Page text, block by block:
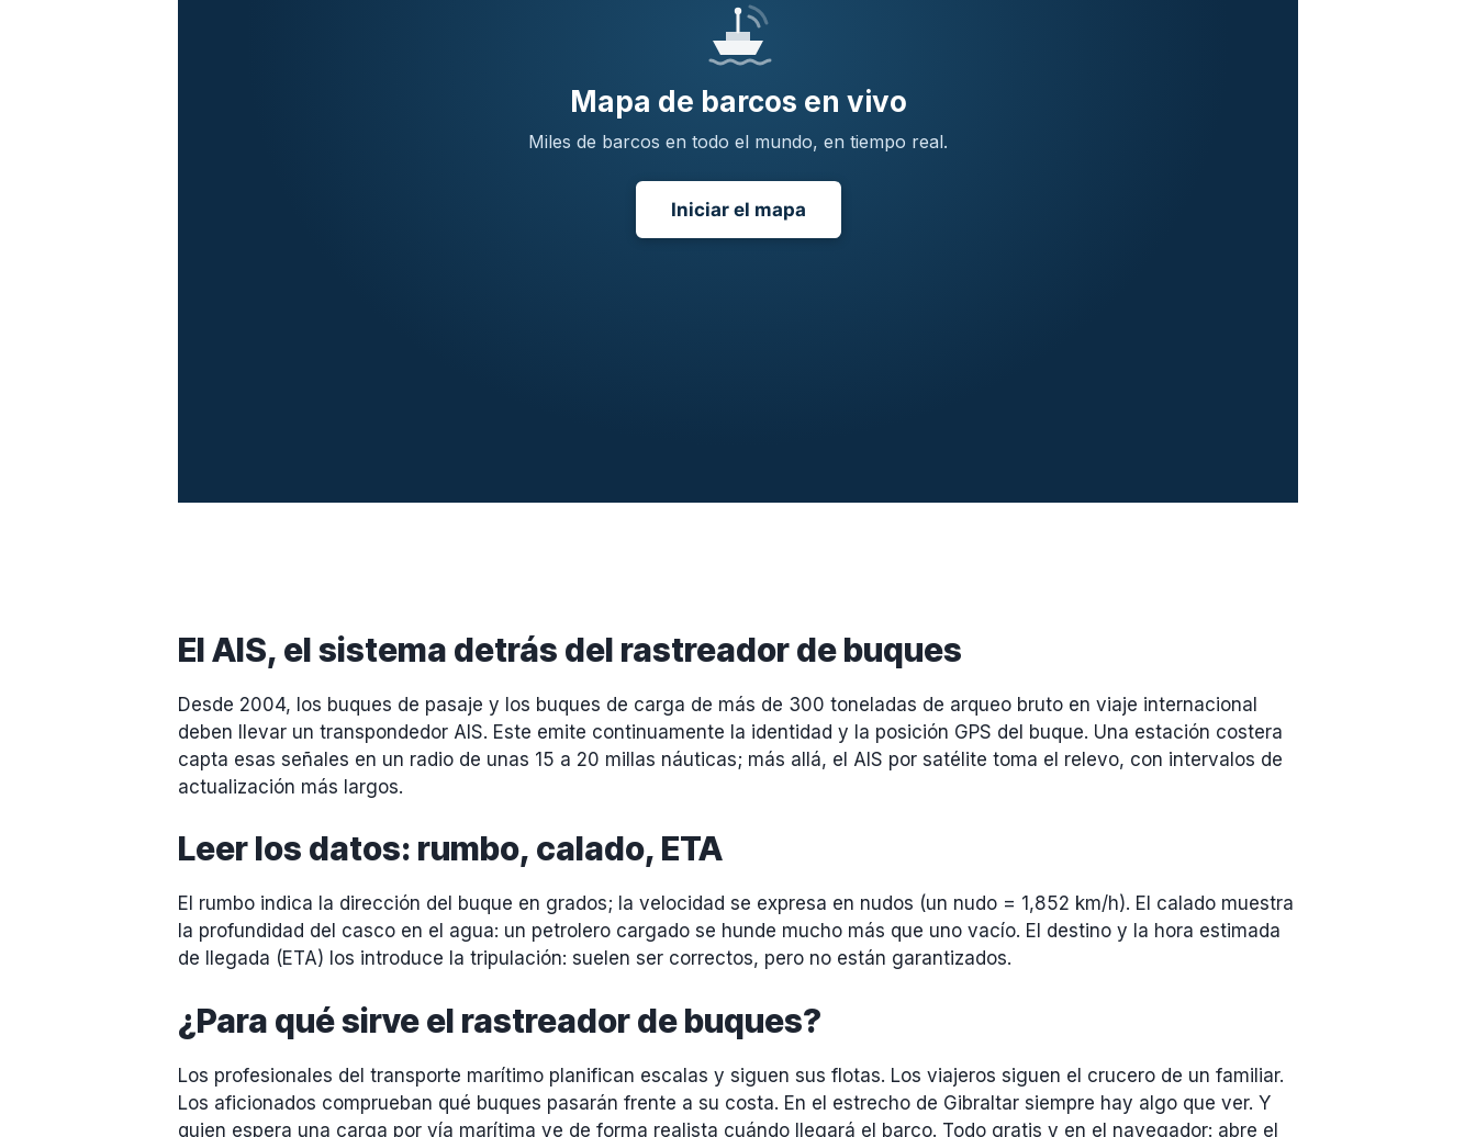
Mapa de barcos en vivo
Miles de barcos en todo el mundo, en tiempo real.
Iniciar el mapa
El AIS, el sistema detrás del rastreador de buques
Desde 2004, los buques de pasaje y los buques de carga de más de 300 toneladas de arqueo bruto en viaje internacional
deben llevar un transpondedor AIS. Este emite continuamente la identidad y la posición GPS del buque. Una estación costera
capta esas señales en un radio de unas 15 a 20 millas náuticas; más allá, el AIS por satélite toma el relevo, con intervalos de
actualización más largos.
Leer los datos: rumbo, calado, ETA
El rumbo indica la dirección del buque en grados; la velocidad se expresa en nudos (un nudo = 1,852 km/h). El calado muestra
la profundidad del casco en el agua: un petrolero cargado se hunde mucho más que uno vacío. El destino y la hora estimada
de llegada (ETA) los introduce la tripulación: suelen ser correctos, pero no están garantizados.
¿Para qué sirve el rastreador de buques?
Los profesionales del transporte marítimo planifican escalas y siguen sus flotas. Los viajeros siguen el crucero de un familiar.
Los aficionados comprueban qué buques pasarán frente a su costa. En el estrecho de Gibraltar siempre hay algo que ver. Y
quien espera una carga por vía marítima ve de forma realista cuándo llegará el barco. Todo gratis y en el navegador: abre el